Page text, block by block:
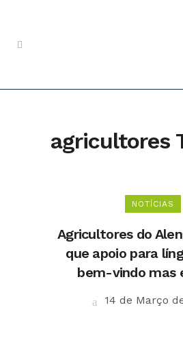
agricultores
NOTÍCIAS
Agricultores do
que apoio para
bem-vindo mas
14 de Março